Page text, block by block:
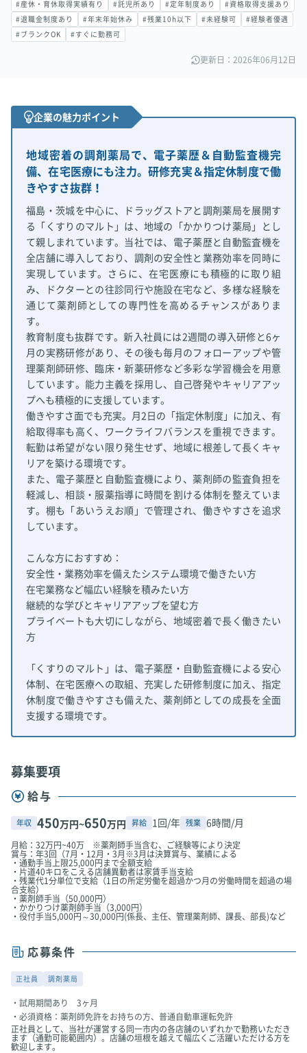
#産休・育休取得実績有り #託児所あり #定年制度あり #資格取得支援あり
#退職金制度あり #年末年始休み #残業10h以下 #未経験可 #経験者優遇
#ブランクOK #すぐに勤務可
更新日：2026年06月12日
企業の魅力ポイント
地域密着の調剤薬局で、電子薬歴＆自動監査機完
備、在宅医療にも注力。研修充実＆指定休制度で働
きやすさ抜群！
福島・茨城を中心に、ドラッグストアと調剤薬局を展開す
る「くすりのマルト」は、地域の「かかりつけ薬局」とし
て親しまれています。当社では、電子薬歴と自動監査機を
全店舗に導入しており、調剤の安全性と業務効率を同時に
実現しています。さらに、在宅医療にも積極的に取り組
み、ドクターとの往診同行や施設在宅など、多様な経験を
通じて薬剤師としての専門性を高めるチャンスがありま
す。
教育制度も抜群です。新入社員には2週間の導入研修と6ヶ
月の実務研修があり、その後も毎月のフォローアップや管
理薬剤師研修、臨床・新薬研修など多彩な学習機会を用意
しています。能力主義を採用し、自己啓発やキャリアアッ
プへも積極的に支援しています。
働きやすさ面でも充実。月2日の「指定休制度」に加え、有
給取得率も高く、ワークライフバランスを重視できます。
転勤は希望がない限り発生せず、地域に根差して長くキャ
リアを築ける環境です。
また、電子薬歴と自動監査機により、薬剤師の監査負担を
軽減し、相談・服薬指導に時間を割ける体制を整えていま
す。棚も「あいうえお順」で管理され、働きやすさを追求
しています。
こんな方におすすめ：
安全性・業務効率を備えたシステム環境で働きたい方
在宅業務など幅広い経験を積みたい方
継続的な学びとキャリアアップを望む方
プライベートも大切にしながら、地域密着で長く働きたい
方
「くすりのマルト」は、電子薬歴・自動監査機による安心
体制、在宅医療への取組、充実した研修制度に加え、指定
休制度で働きやすさも備えた、薬剤師としての成長を全面
支援する環境です。
募集要項
給与
年収 450万円~650万円 昇給 1回/年 残業 6時間/月
月給：32万円~40万 ※薬剤師手当含む、ご経験等により決定
賞与：年3回（7月・12月・3月※3月は決算賞与、業績による
・通勤手当上限25,000円まで全額支給
・片道40キロをこえる店舗異動者は家賃手当支給
・残業代1分単位で支給（1日の所定労働を超過かつ月の労働時間を超過の場
合支給）
・薬剤師手当（50,000円）
・かかりつけ薬剤師手当（3,000円）
・役付手当5,000円～30,000円(係長、主任、管理薬剤師、課長、部長)など
応募条件
正社員 調剤薬局
試用期間あり 3ヶ月
必須資格：薬剤師免許をお持ちの方、普通自動車運転免許
正社員として、当社が運営する同一市内の各店舗のいずれかで勤務いただき
ます（通勤可能範囲内）。店舗の垣根を越えて幅広くご活躍いただける方を
歓迎します。